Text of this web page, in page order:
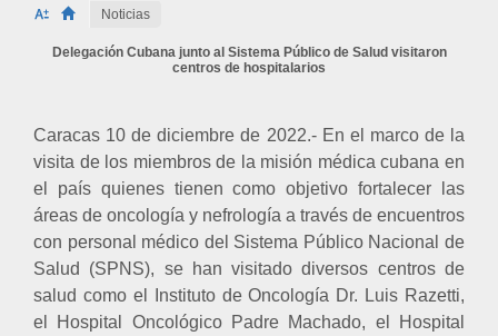
Noticias
Delegación Cubana junto al Sistema Público de Salud visitaron
centros de hospitalarios
Caracas 10 de diciembre de 2022.- En el marco de la
visita de los miembros de la misión médica cubana en
el país quienes tienen como objetivo fortalecer las
áreas de oncología y nefrología a través de encuentros
con personal médico del Sistema Público Nacional de
Salud (SPNS), se han visitado diversos centros de
salud como el Instituto de Oncología Dr. Luis Razetti,
el Hospital Oncológico Padre Machado, el Hospital